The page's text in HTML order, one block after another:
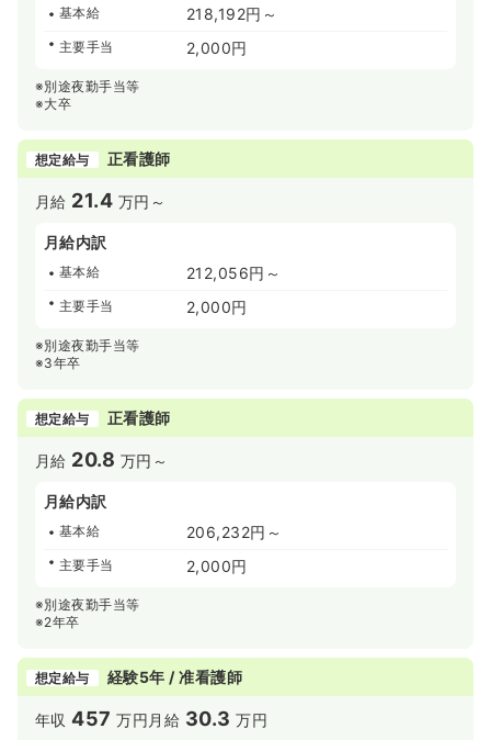
基本給 218,192円～
主要手当 2,000円
※別途夜勤手当等
※大卒
想定給与 正看護師
月給 21.4 万円～
月給内訳
基本給 212,056円～
主要手当 2,000円
※別途夜勤手当等
※3年卒
想定給与 正看護師
月給 20.8 万円～
月給内訳
基本給 206,232円～
主要手当 2,000円
※別途夜勤手当等
※2年卒
想定給与 経験5年 / 准看護師
年収457 万円 月給 30.3 万円